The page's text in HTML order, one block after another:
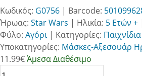
Κωδικός: G0756 | Barcode:
Ήρωας: Star Wars | Ηλικία: 5 Ετών +
Φύλο: Αγόρι| Κατηγορίες:
Υποκατηγορίες: Μάσκες-Αξεσουάρ
11.99€Άμεσα Διαθέσιμο